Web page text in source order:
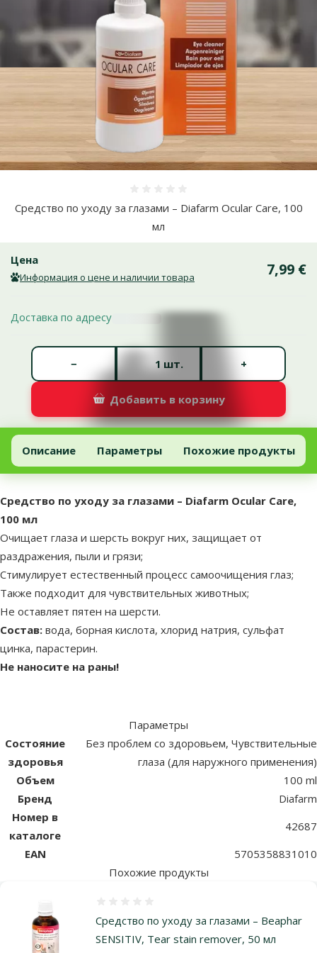
Средство по уходу за глазами – Diafarm Ocular Care, 100
мл
Цена
Информация о цене и наличии товара 7,99 €
Доставка по адресу
Количество штук *
шт.
− +
Добавить в корзину
Средство по уходу за глазами – Diafarm Ocular Care, 100 мл
Добавить в корзину
Описание Параметры Похожие продукты
В начало страницы
superzoo.product.detail.content
Средство по уходу за глазами – Diafarm Ocular Care,
100 мл
Очищает глаза и шерсть вокруг них, защищает от
раздражения, пыли и грязи;
Стимулирует естественный процесс самоочищения глаз;
Также подходит для чувствительных животных;
Не оставляет пятен на шерсти.
Состав: вода, борная кислота, хлорид натрия, сульфат
цинка, парастерин.
Не наносите на раны!
Параметры
Состояние
здоровья
Без проблем со здоровьем, Чувствительные
глаза (для наружного применения)
Объем
100 ml
Бренд
Diafarm
Номер в
каталоге
42687
EAN
5705358831010
Похожие продукты
Средство по уходу за глазами – Beaphar
SENSITIV, Tear stain remover, 50 мл